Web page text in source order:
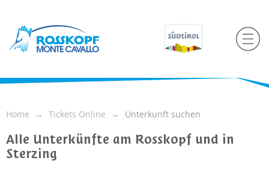
Home Tickets Online Unterkunft suchen
Alle Unterkünfte am Rosskopf und in
Sterzing